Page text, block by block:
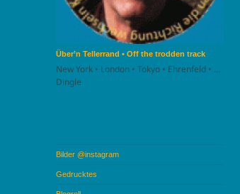
Über’n Tellerrand • Off the trodden track
New York • London • Tokyo • Ehrenfeld • …
Dingle
Bilder @instagram
Gedrucktes